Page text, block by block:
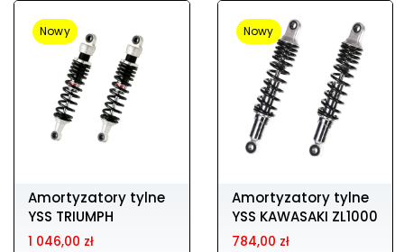
Nowy
Amortyzatory tylne
YSS TRIUMPH
SCRAMBLER
1 046,00 zł
Nowy
Amortyzatory tylne
YSS KAWASAKI ZL1000
784,00 zł